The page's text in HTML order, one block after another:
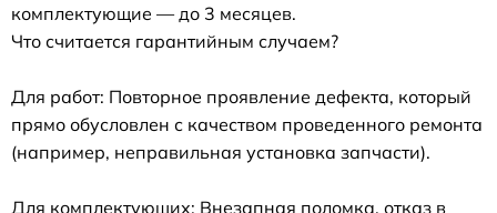
комплектующие — до 3 месяцев.
Что считается гарантийным случаем?
Для работ: Повторное проявление дефекта, который
прямо обусловлен с качеством проведенного ремонта
(например, неправильная установка запчасти).
Для комплектующих: Внезапная поломка, отказ в